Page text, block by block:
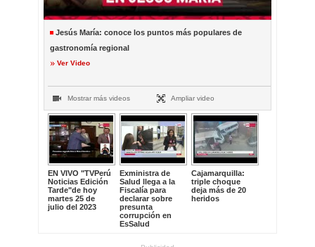
Jesús María: conoce los puntos más populares de
gastronomía regional
Ver Video
Mostrar más videos Ampliar video
EN VIVO "TVPerú
Noticias Edición
Tarde"de hoy
martes 25 de
julio del 2023
Exministra de
Salud llega a la
Fiscalía para
declarar sobre
presunta
corrupción en
EsSalud
Cajamarquilla:
triple choque
deja más de 20
heridos